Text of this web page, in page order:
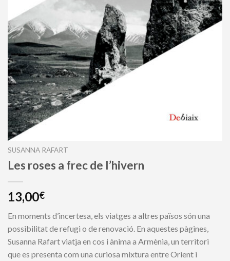
SUSANNA RAFART
Les roses a frec de l’hivern
13,00€
En moments d’incertesa, els viatges a altres països són una
possibilitat de refugi o de renovació. En aquestes pàgines,
Susanna Rafart viatja en cos i ànima a Armènia, un territori
que es presenta com una curiosa mixtura entre Orient i